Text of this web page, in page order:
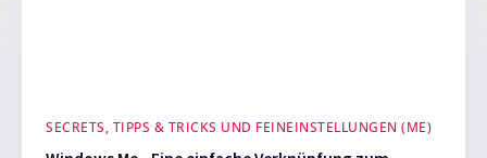
SECRETS, TIPPS & TRICKS UND FEINEINSTELLUNGEN (ME)